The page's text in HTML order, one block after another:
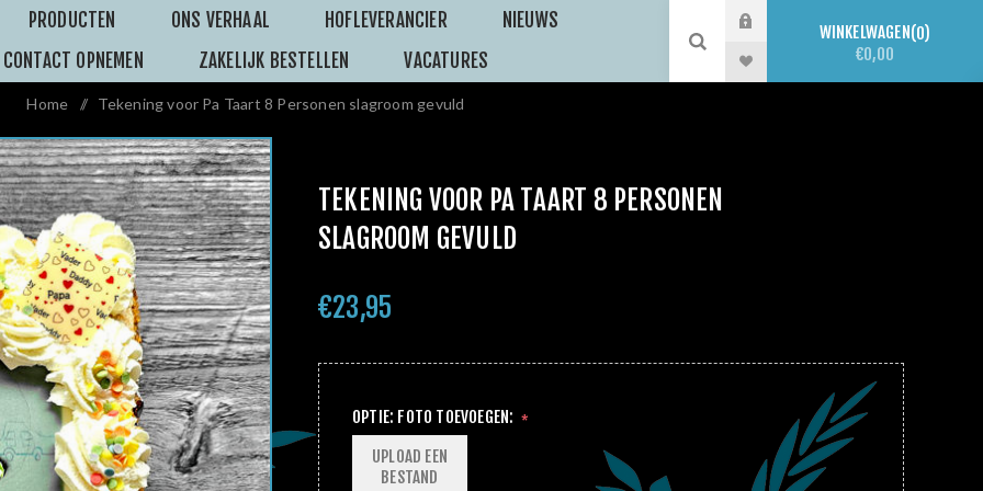
PRODUCTEN ONS VERHAAL HOFLEVERANCIER
NIEUWS
CONTACT OPNEMEN
ZAKELIJK BESTELLEN VACATURES
WINKELWAGEN 0
€0,00
Home / Tekening voor Pa Taart 8 Personen slagroom gevuld
TEKENING VOOR PA TAART 8 PERSONEN
SLAGROOM GEVULD
€23,95
OPTIE: FOTO TOEVOEGEN: *
UPLOAD EEN
BESTAND